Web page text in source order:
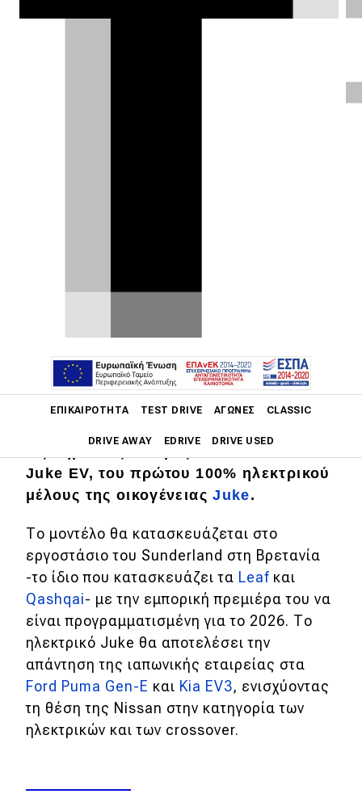
ΕΠΙΚΑΙΡΌΤΗΤΑ TEST DRIVE ΑΓΏΝΕΣ CLASSIC
DRIVE AWAY EDRIVE DRIVE USED
Main navigation
Επικαιρότητα
Νέα μοντέλα
Πρωτότυπα
Ελλάδα
Κόσμος
Τεχνολογία
Ασφάλεια
Αγορά
σχεδίαση, μεγάλη αυτονομία και
Juke EV, του πρώτου 100% ηλεκτρικού
μέλους της οικογένειαςJuke.
Το μοντέλο θα κατασκευάζεται στο
εργοστάσιο του Sunderland στη Βρετανία
-το ίδιο που κατασκευάζει τα Leaf και
Qashqai- με την εμπορική πρεμιέρα του να
είναι προγραμματισμένη για το 2026. Το
ηλεκτρικό Juke θα αποτελέσει την
απάντηση της ιαπωνικής εταιρείας στα
Ford Puma Gen-E και Kia EV3, ενισχύοντας
τη θέση της Nissan στην κατηγορία των
ηλεκτρικών και των crossover.